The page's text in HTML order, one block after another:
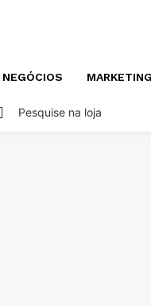
NEGÓCIOS MARKETING
Pesquise na loja